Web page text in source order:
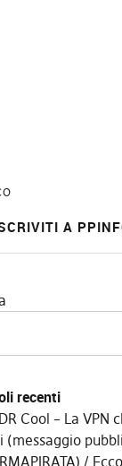
A
recenti
Cool – La
(messaggio